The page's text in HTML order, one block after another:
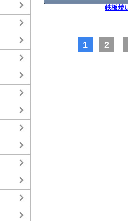
鉄板焼
1 2